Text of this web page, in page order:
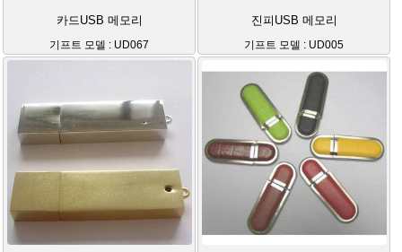
카드USB 메모리
기프트 모델 : UD067
진피USB 메모리
기프트 모델 : UD005